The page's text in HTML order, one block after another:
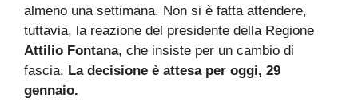
almeno una settimana. Non si è fatta attendere,
tuttavia, la reazione del presidente della Regione
Attilio Fontana, che insiste per un cambio di
fascia. La decisione è attesa per oggi, 29
gennaio.